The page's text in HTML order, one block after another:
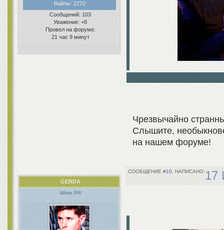
Вайпы:2270
Сообщений: 103
Уважение: +8
Провел на форуме:
21 час 9 минут
Чрезвычайно
Слышите,
на нашем форуме!
10 17
GERDA
White PR